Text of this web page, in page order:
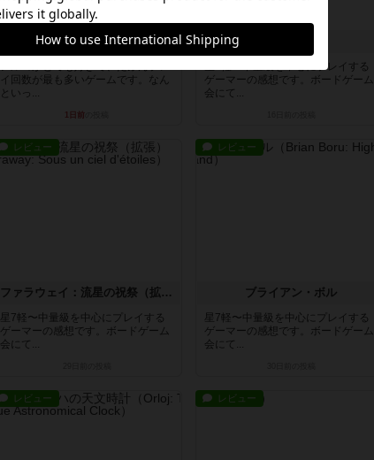
アルゴ
イ回数が最も多いゲームです。なん
といっ...
1日前
星7軽〜中量級を中心にプレイする
ゲーマーの感想です。ボードゲーム
会にて...
レビュー
ファラウェイ：流星の祝祭（拡張）
星7軽〜中量級を中心にプレイする
ゲーマーの感想です。ボードゲーム
会にて...
レビュー
ブライアン・ボル
星7軽〜中量級を中心にプレイする
ゲーマーの感想です。ボードゲーム
会にて...
レビュー レビュー